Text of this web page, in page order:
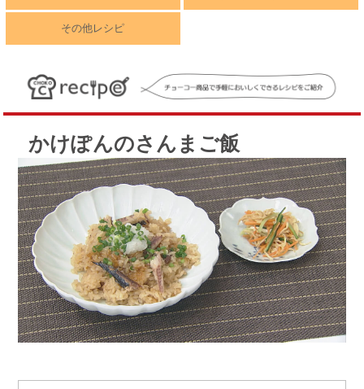
その他レシピ
かけぽんのさんまご飯